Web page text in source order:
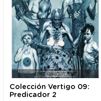
Colección Vertigo 09:
Predicador 2